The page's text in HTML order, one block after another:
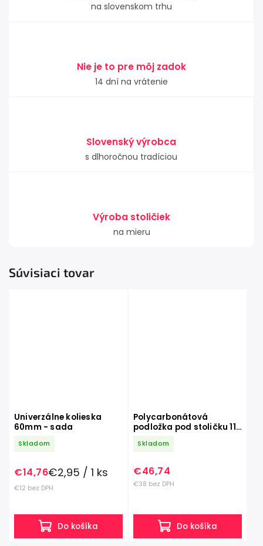
na slovenskom trhu
Nie je to pre môj zadok
14 dní na vrátenie
Slovenský výrobca
s dlhoročnou tradíciou
Výroba stoličiek
na mieru
Súvisiaci tovar
Univerzálne kolieska
60mm - sada
Skladom
€12 bez DPH
€14,76€2,95 / 1 ks
Do košíka
Polycarbonátová
podložka pod stoličku 119
Skladom
€38 bez DPH
€46,74
Do košíka